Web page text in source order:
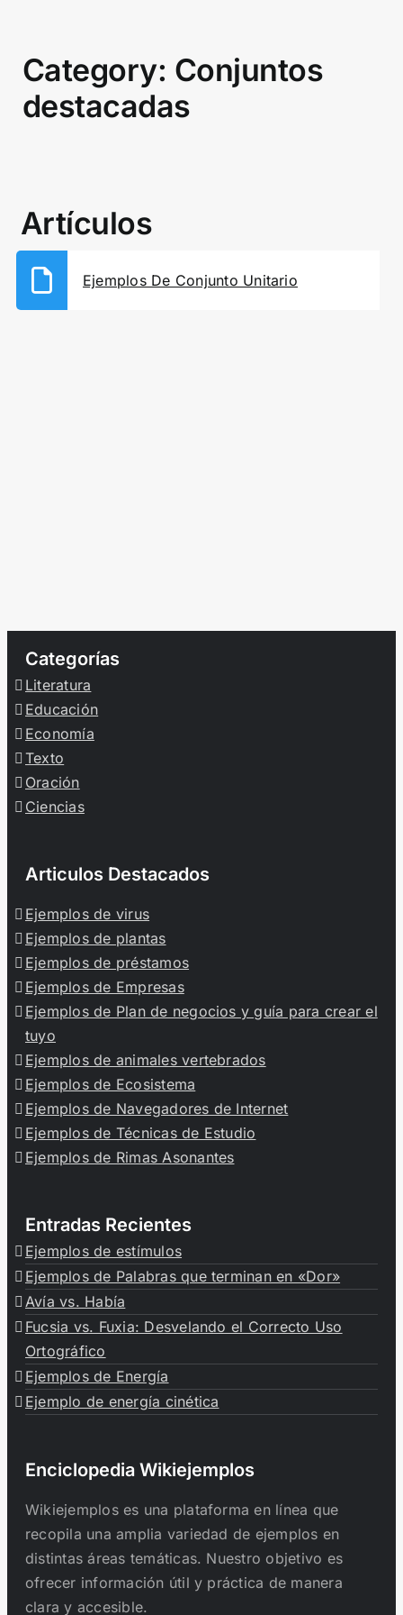
Category: Conjuntos
destacadas
Artículos
Ejemplos De Conjunto Unitario
Categorías
Literatura
Educación
Economía
Texto
Oración
Ciencias
Articulos Destacados
Ejemplos de virus
Ejemplos de plantas
Ejemplos de préstamos
Ejemplos de Empresas
Ejemplos de Plan de negocios y guía para crear el
tuyo
Ejemplos de animales vertebrados
Ejemplos de Ecosistema
Ejemplos de Navegadores de Internet
Ejemplos de Técnicas de Estudio
Ejemplos de Rimas Asonantes
Entradas Recientes
Ejemplos de estímulos
Ejemplos de Palabras que terminan en «Dor»
Avía vs. Había
Fucsia vs. Fuxia: Desvelando el Correcto Uso
Ortográfico
Ejemplos de Energía
Ejemplo de energía cinética
Enciclopedia Wikiejemplos
Wikiejemplos es una plataforma en línea que
recopila una amplia variedad de ejemplos en
distintas áreas temáticas. Nuestro objetivo es
ofrecer información útil y práctica de manera
clara y accesible.